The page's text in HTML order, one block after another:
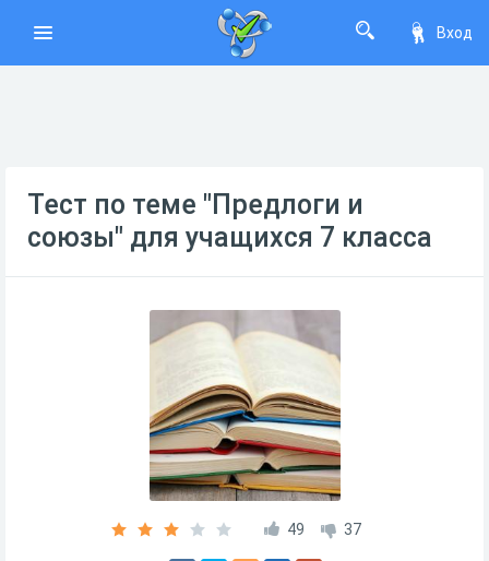
Вход
Тест по теме "Предлоги и
союзы" для учащихся 7 класса
49 37